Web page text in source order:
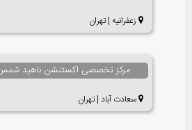
زعفرانیه | تهران
مرکز تخصصی اکستنشن ناهید
سعادت آباد | تهران